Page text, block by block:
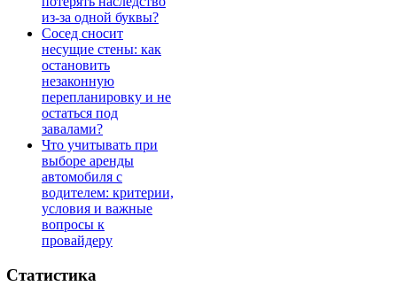
из-за одной буквы?
Сосед сносит
несущие стены: как
остановить
незаконную
перепланировку и не
остаться под
завалами?
Что учитывать при
выборе аренды
автомобиля с
водителем: критерии,
условия и важные
вопросы к
провайдеру
Статистика